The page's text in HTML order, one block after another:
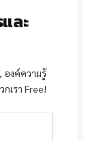
ละ
องค์ความรู้
เรา Free!